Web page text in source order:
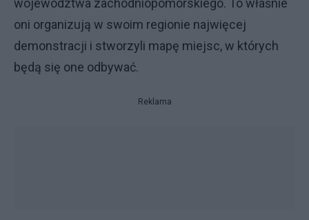
województwa zachodniopomorskiego. To właśnie
oni organizują w swoim regionie najwięcej
demonstracji i stworzyli mapę miejsc, w których
będą się one odbywać.
Reklama